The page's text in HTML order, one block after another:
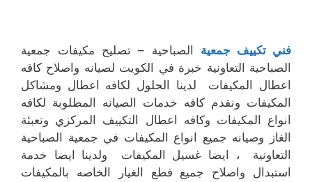
فني تكييف جمعية الصباحية – تصليح مكيفات جمعية
الصباحية التعاونية خبرة في الكويت لصيانه واصلاح كافه
اعطال المكيفات لدينا الحلول لكافه اعطال ومشاكل
المكيفات ونقدم كافه خدمات الصيانه المطلوبة لكافه
انواع المكيفات وكافه اعطال التكييف المركزي وتعبئة
الغاز وصيانه جميع انواع المكيفات في جمعية الصباحية
التعاونية ، ايضا غسيل المكيفات ولدينا ايضا خدمة
استبدال واصلاح جميع قطع الغيار الخاصه بالمكيفات